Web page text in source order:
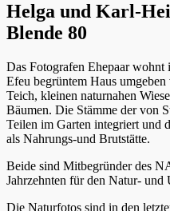
Helga und Karl-
Blende 80
Das Fotografen Ehepaar
Efeu begrüntem Haus
Teich, kleinen naturnahen
Bäumen. Die Stämme der von
Teilen im Garten integriert und
als Nahrungs-und Brutstätte.
Beide sind Mitbegründer des
Jahrzehnten für den Natur- und
Die Naturfotos sind in den